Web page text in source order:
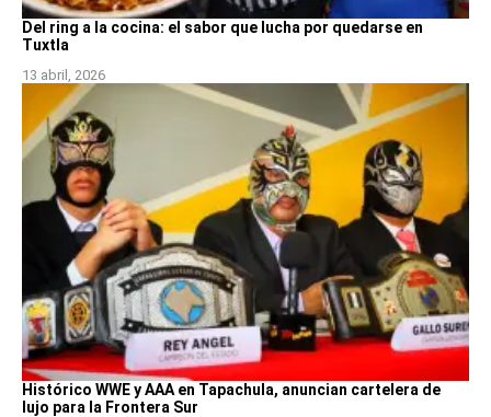
Del ring a la cocina: el sabor que lucha por quedarse en
Tuxtla
13 abril, 2026
Histórico WWE y AAA en Tapachula, anuncian cartelera de
lujo para la Frontera Sur